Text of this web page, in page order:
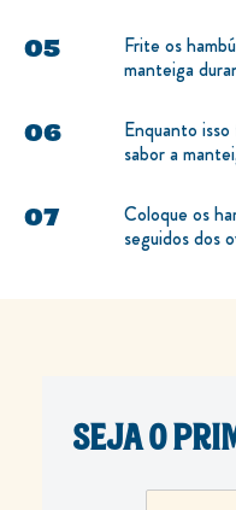
Frite os
manteiga
Enquanto
sabor a
Coloque os
seguidos dos
SEJA O